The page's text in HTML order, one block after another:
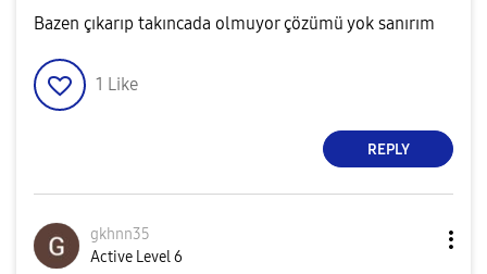
Bazen çıkarıp takıncada olmuyor çözümü yok sanırım
1 Like
REPLY
gkhnn35
Active Level 6